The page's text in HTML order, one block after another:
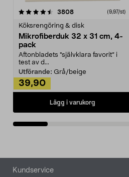
3808recensioner (9,97/st)
Köksrengöring & disk
Mikrofiberduk 32 x 31 cm, 4-
pack
Aftonbladets "självklara favorit” i
test av d...
Utförande: Grå/beige
39,90
Lägg i varukorg
4.0av 5 stjärnor
Sidfot
Kundservice